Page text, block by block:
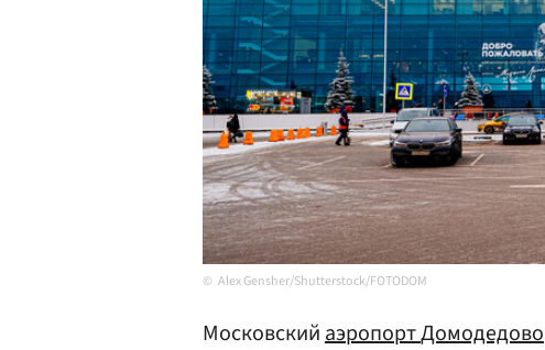
Alex Gensher/Shutterstock/FOTODOM
МосковскийаэропортДомодедово